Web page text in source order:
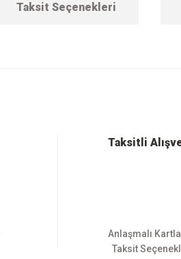
Taksit Seçenekleri
Taksitli
Anlaşmalı
Taksit